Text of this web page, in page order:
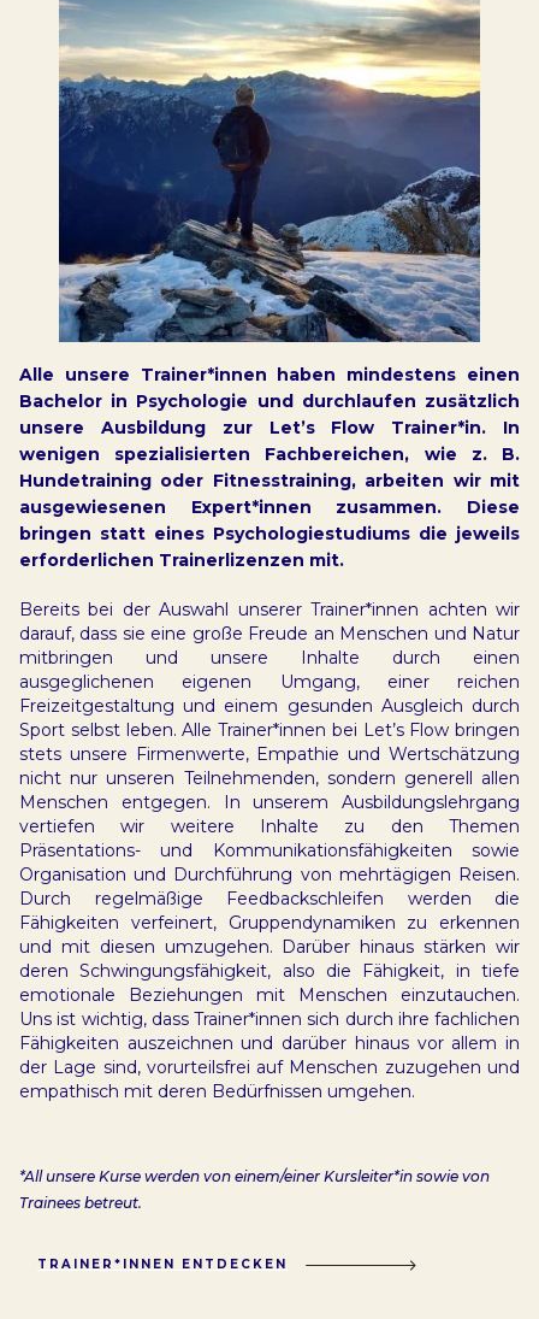
Alle unsere Trainer*innen haben mindestens einen
Bachelor in Psychologie und durchlaufen zusätzlich
unsere Ausbildung zur Let’s Flow Trainer*in. In
wenigen spezialisierten Fachbereichen, wie z. B.
Hundetraining oder Fitnesstraining, arbeiten wir mit
ausgewiesenen Expert*innen zusammen. Diese
bringen statt eines Psychologiestudiums die jeweils
erforderlichen Trainerlizenzen mit.
Bereits bei der Auswahl unserer Trainer*innen achten wir
darauf, dass sie eine große Freude an Menschen und Natur
mitbringen und unsere Inhalte durch einen
ausgeglichenen eigenen Umgang, einer reichen
Freizeitgestaltung und einem gesunden Ausgleich durch
Sport selbst leben. Alle Trainer*innen bei Let’s Flow bringen
stets unsere Firmenwerte, Empathie und Wertschätzung
nicht nur unseren Teilnehmenden, sondern generell allen
Menschen entgegen. In unserem Ausbildungslehrgang
vertiefen wir weitere Inhalte zu den Themen
Präsentations- und Kommunikationsfähigkeiten sowie
Organisation und Durchführung von mehrtägigen Reisen.
Durch regelmäßige Feedbackschleifen werden die
Fähigkeiten verfeinert, Gruppendynamiken zu erkennen
und mit diesen umzugehen. Darüber hinaus stärken wir
deren Schwingungsfähigkeit, also die Fähigkeit, in tiefe
emotionale Beziehungen mit Menschen einzutauchen.
Uns ist wichtig, dass Trainer*innen sich durch ihre fachlichen
Fähigkeiten auszeichnen und darüber hinaus vor allem in
der Lage sind, vorurteilsfrei auf Menschen zuzugehen und
empathisch mit deren Bedürfnissen umgehen.
*All unsere Kurse werden von einem/einer Kursleiter*in sowie von
Trainees betreut.
TRAINER*INNEN ENTDECKEN